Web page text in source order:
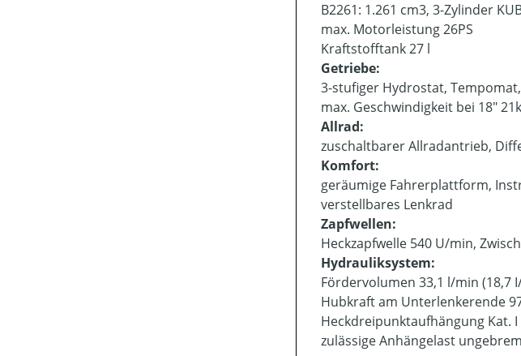
B2261: 1.261 cm3, 3-Zylinder
max. Motorleistung 26PS
Kraftstofftank 27 l
Getriebe:
3-stufiger Hydrostat,
max. Geschwindigkeit bei 18"
Allrad:
zuschaltbarer Allradantrieb,
Komfort:
geräumige Fahrerplattform,
verstellbares Lenkrad
Zapfwellen:
Heckzapfwelle 540 U/min,
Hydrauliksystem:
Fördervolumen 33,1 l/min (18,7
Hubkraft am Unterlenkerende
Heckdreipunktaufhängung Kat. I
zulässige Anhängelast